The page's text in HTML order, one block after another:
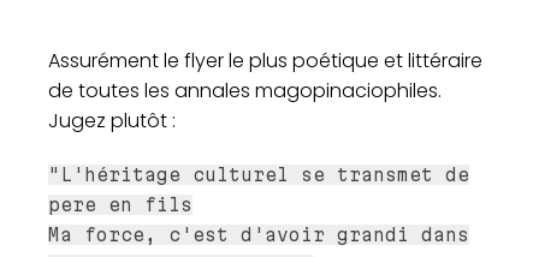
Assurément le flyer le plus poétique et littéraire
de toutes les annales magopinaciophiles.
Jugez plutôt :
"L'héritage culturel se transmet de
pere en fils
Ma force, c'est d'avoir grandi dans